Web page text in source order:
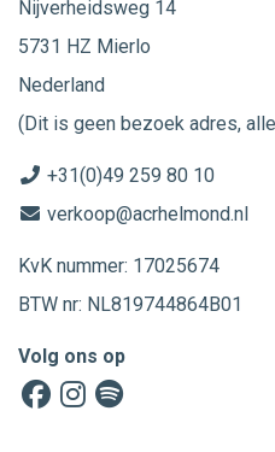
Nijverheidsweg 14
5731 HZ Mierlo
Nederland
(Dit is geen bezoek adres,
+31(0)49 259 80 10
verkoop@acrhelmond.nl
KvK nummer: 17025674
BTW nr: NL819744864B01
Volg ons op